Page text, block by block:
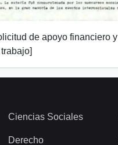
de apoyo financiero y
Ciencias Sociales
Derecho